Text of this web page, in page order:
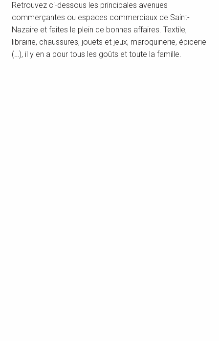
Retrouvez ci-dessous les principales avenues
commerçantes ou espaces commerciaux de Saint-
Nazaire et faites le plein de bonnes affaires. Textile,
librairie, chaussures, jouets et jeux, maroquinerie, épicerie
(…), il y en a pour tous les goûts et toute la famille.